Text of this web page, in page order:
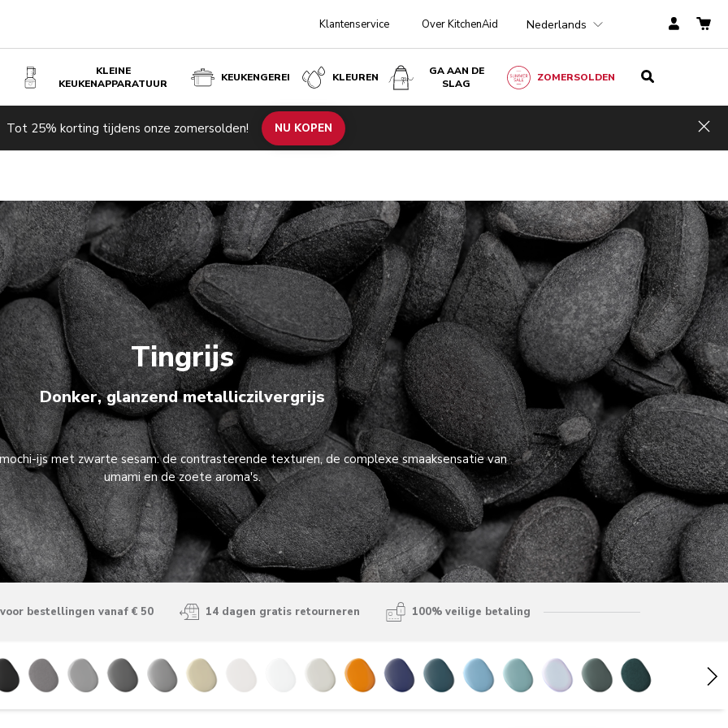
Klantenservice Over KitchenAid Nederlands
KLEINE
KEUKENAPPARATUUR
KEUKENGEREI KLEUREN
GA AAN DE
SLAG
ZOMERSOLDEN
Tot 25% korting tijdens onze zomersolden! NU KOPEN
Tingrijs
Donker, glanzend metalliczilvergrijs
ijs met zwarte sesam: de contrasterende texturen, de complexe smaaksensatie van
umami en de zoete aroma's.
bestellingen vanaf € 50 14 dagen gratis retourneren 100% veilige betaling